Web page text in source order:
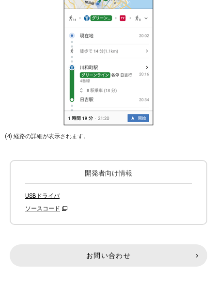
(4) 経路の詳細が表示されます。
開発者向け情報
USBドライバ
ソースコード
お問い合わせ